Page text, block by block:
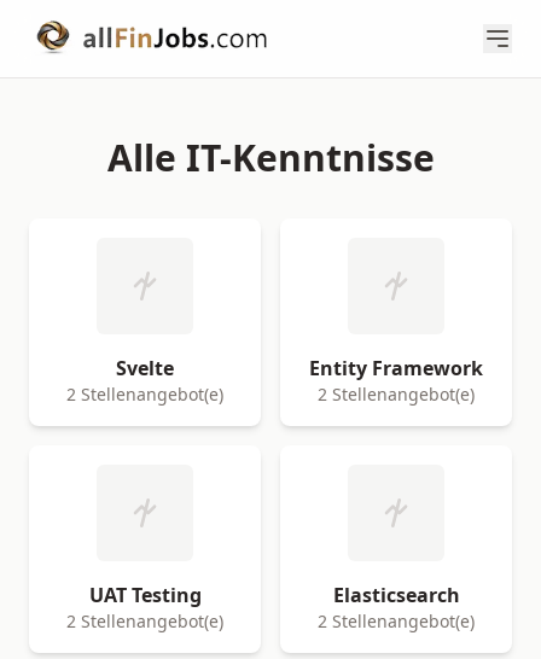
Alle IT-Kenntnisse
Svelte
2 Stellenangebot(e)
Entity Framework
2 Stellenangebot(e)
UAT Testing
2 Stellenangebot(e)
Elasticsearch
2 Stellenangebot(e)